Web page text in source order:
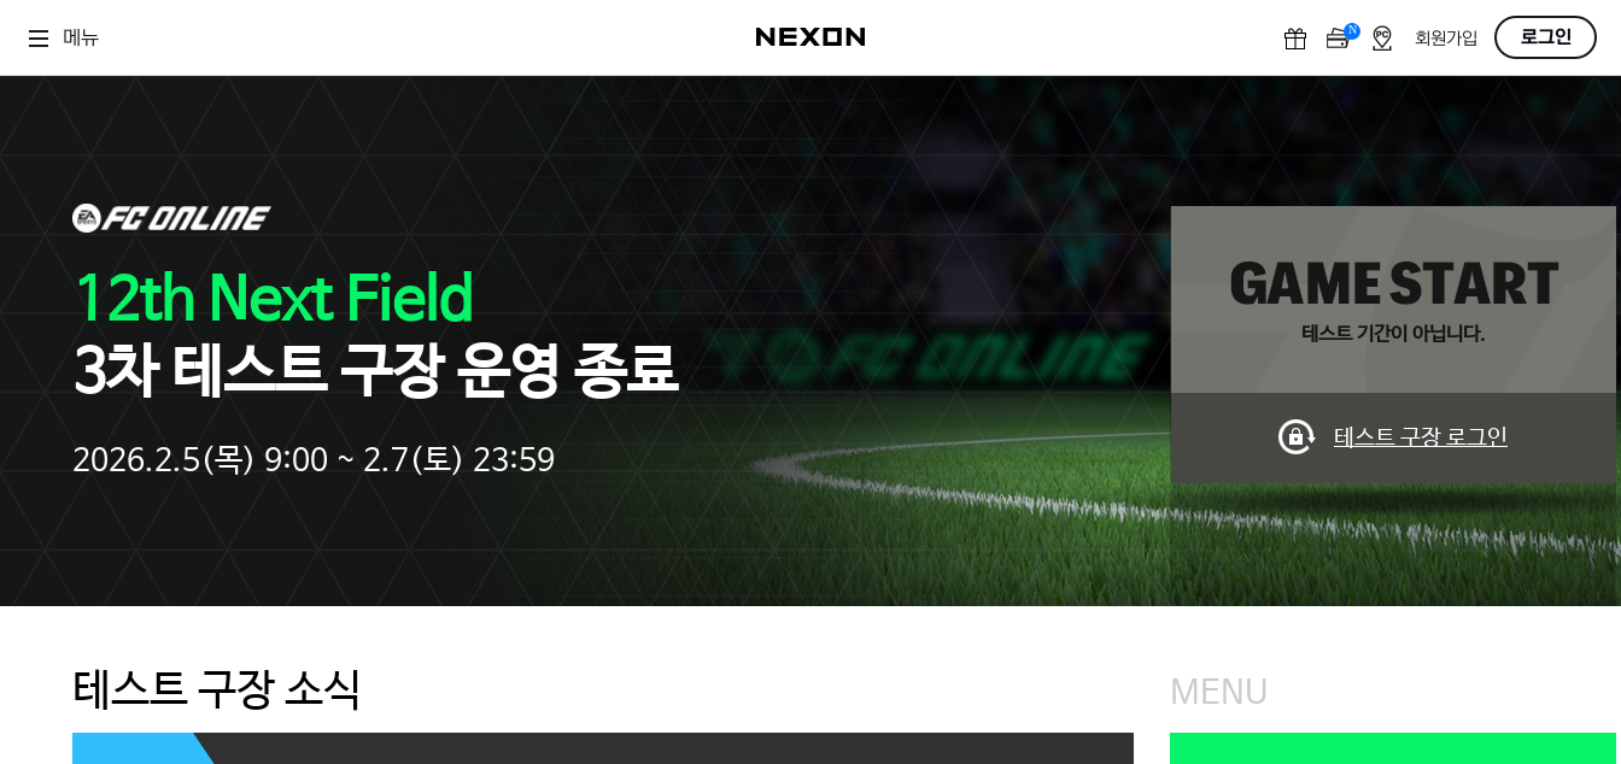
메뉴 N
F
회원가입 로그인
테스트 구장 로그인
테스트 기간이 아닙니다.
12th Next Field
3차 테스트 구장 운영 종료
2026.2.5(목) 9:00 ~ 2.7(토) 23:59
테스트 구장 소식 MENU